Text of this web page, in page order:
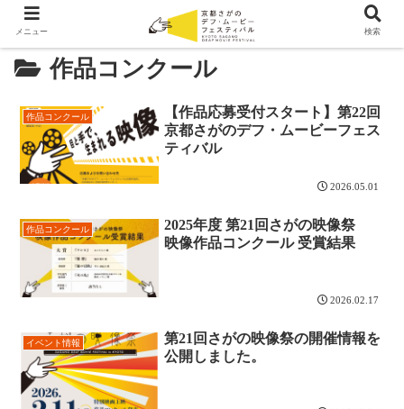
作品コンクール
作品コンクール
【作品応募受付スタート】第22回
京都さがのデフ・ムービーフェス
ティバル
2026.05.01
作品コンクール
2025年度 第21回さがの映像祭
映像作品コンクール 受賞結果
2026.02.17
イベント情報
第21回さがの映像祭の開催情報を
公開しました。
メニュー 検索